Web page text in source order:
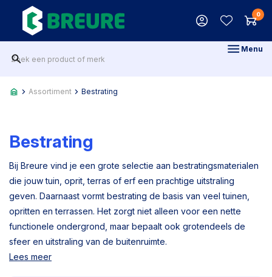
0
Menu
Assortiment Bestrating
Bestrating
Bij Breure vind je een grote selectie aan bestratingsmaterialen
die jouw tuin, oprit, terras of erf een prachtige uitstraling
geven. Daarnaast vormt bestrating de basis van veel tuinen,
opritten en terrassen. Het zorgt niet alleen voor een nette
functionele ondergrond, maar bepaalt ook grotendeels de
sfeer en uitstraling van de buitenruimte.
Lees meer